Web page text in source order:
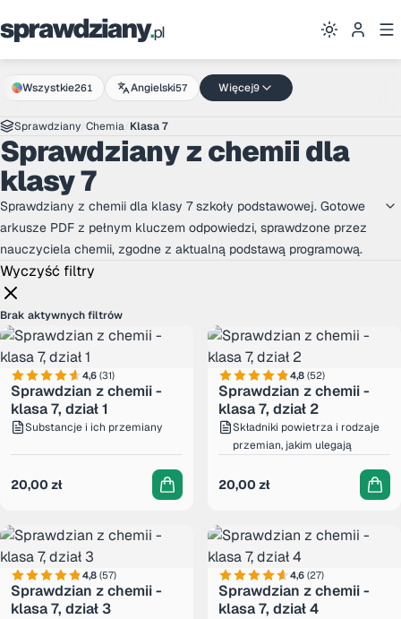
Wszystkie261 Angielski57 Więcej9
Sprawdziany Chemia Klasa 7
Sprawdziany z chemii dla
klasy 7
Sprawdziany z chemii dla klasy 7 szkoły podstawowej. Gotowe
arkusze PDF z pełnym kluczem odpowiedzi, sprawdzone przez
nauczyciela chemii, zgodne z aktualną podstawą programową.
Wyczyść filtry
Brak aktywnych filtrów
4,6 (31)
Sprawdzian z chemii -
klasa 7, dział 1
Substancje i ich przemiany
20,00 zł
4,8 (52)
Sprawdzian z chemii -
klasa 7, dział 2
Składniki powietrza i rodzaje
przemian, jakim ulegają
20,00 zł
4,8 (57)
Sprawdzian z chemii -
klasa 7, dział 3
4,6 (27)
Sprawdzian z chemii -
klasa 7, dział 4